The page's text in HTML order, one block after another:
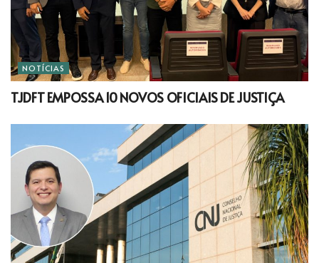
NOTÍCIAS
TJDFT EMPOSSA 10 NOVOS OFICIAIS DE JUSTIÇA